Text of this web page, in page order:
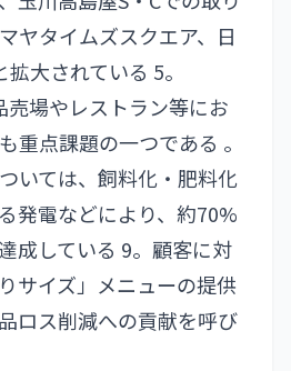
ヤタイムズスクエア、日
大されている 5。
売場やレストラン等にお
重点課題の一つである 。
いては、飼料化・肥料化
発電などにより、約70%
成している 9。顧客に対
サイズ」メニューの提供
ロス削減への貢献を呼び